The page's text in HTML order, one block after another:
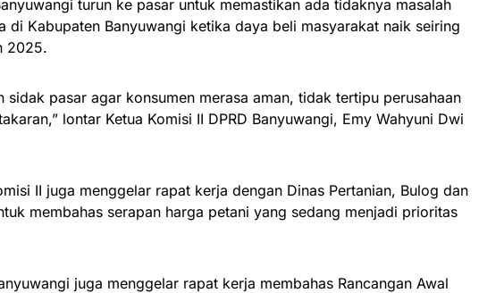
turun ke pasar untuk memastikan ada tidaknya masalah
di Kabupaten Banyuwangi ketika daya beli masyarakat naik seiring
2025.
sidak pasar agar konsumen merasa aman, tidak tertipu perusahaan
lontar Ketua Komisi II DPRD Banyuwangi, Emy Wahyuni Dwi
II juga menggelar rapat kerja dengan Dinas Pertanian, Bulog dan
membahas serapan harga petani yang sedang menjadi prioritas
juga menggelar rapat kerja membahas Rancangan Awal